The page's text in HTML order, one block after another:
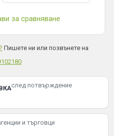
за сравняване
Пишете ни или позвънете на
след потвърждение
и търговци